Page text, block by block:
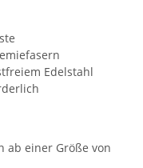
Edelstahl
ab einer Größe von